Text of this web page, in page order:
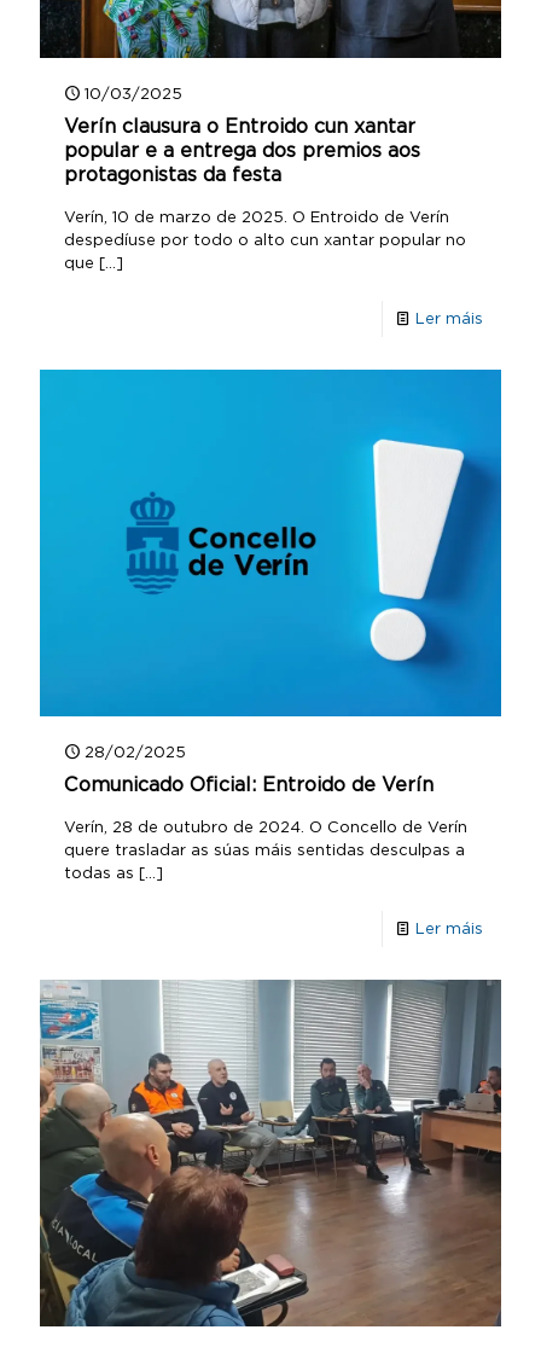
10/03/2025
Verín clausura o Entroido cun xantar
popular e a entrega dos premios aos
protagonistas da festa
Verín, 10 de marzo de 2025. O Entroido de Verín
despedíuse por todo o alto cun xantar popular no
que […]
Ler máis
28/02/2025
Comunicado Oficial: Entroido de Verín
Verín, 28 de outubro de 2024. O Concello de Verín
quere trasladar as súas máis sentidas desculpas a
todas as […]
Ler máis